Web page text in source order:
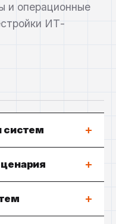
и операционные
ИТ-
систем +
+
+